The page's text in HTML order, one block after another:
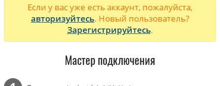
Если у вас уже есть аккаунт, пожалуйста,
авторизуйтесь. Новый пользователь?
Зарегистрируйтесь.
Мастер подключения